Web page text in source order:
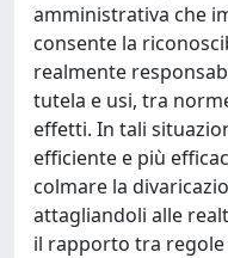
amministrativa che
consente la
realmente
tutela e usi, tra
effetti. In tali
efficiente e più
colmare la
attagliandoli alle
il rapporto tra